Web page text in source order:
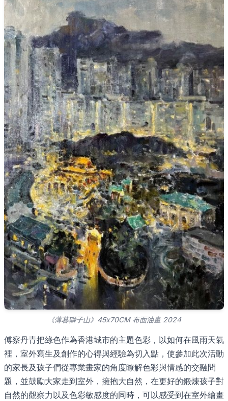
《薄暮獅子山》45x70CM 布面油畫 2024
傅察丹青把綠色作為香港城市的主題色彩，以如何在風雨天氣
裡，室外寫生及創作的心得與經驗為切入點，使參加此次活動
的家長及孩子們從專業畫家的角度瞭解色彩與情感的交融問
題，並鼓勵大家走到室外，擁抱大自然，在更好的鍛煉孩子對
自然的觀察力以及色彩敏感度的同時，可以感受到在室外繪畫